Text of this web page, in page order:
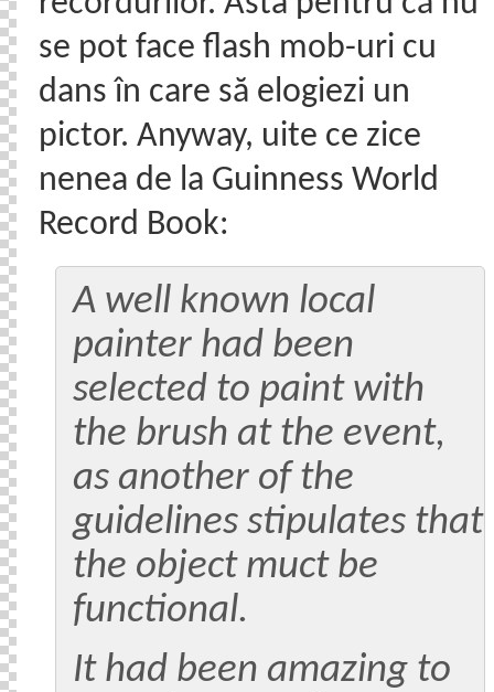
se pot face flash mob-uri cu
dans în care să elogiezi un
pictor. Anyway, uite ce zice
nenea de la Guinness World
Record Book:
A well known local
painter had been
selected to paint with
the brush at the event,
as another of the
guidelines stipulates that
the object muct be
functional.
It had been amazing to